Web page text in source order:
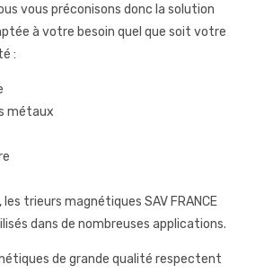
vous préconisons donc la solution
à votre besoin quel que soit votre
:
métaux
trieurs magnétiques SAV FRANCE
dans de nombreuses applications.
de grande qualité respectent